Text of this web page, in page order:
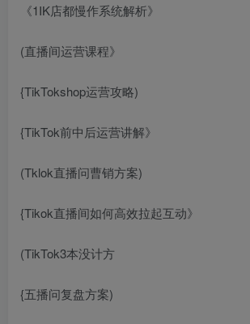
《1IK店都慢作系统解析》
(直播间运营课程》
{TikTokshop运营攻略)
{TikTok前中后运营讲解》
(Tklok直播问曹销方案)
{Tikok直播间如何高效拉起互动》
(TikTok3本没计方
{五播问复盘方案)